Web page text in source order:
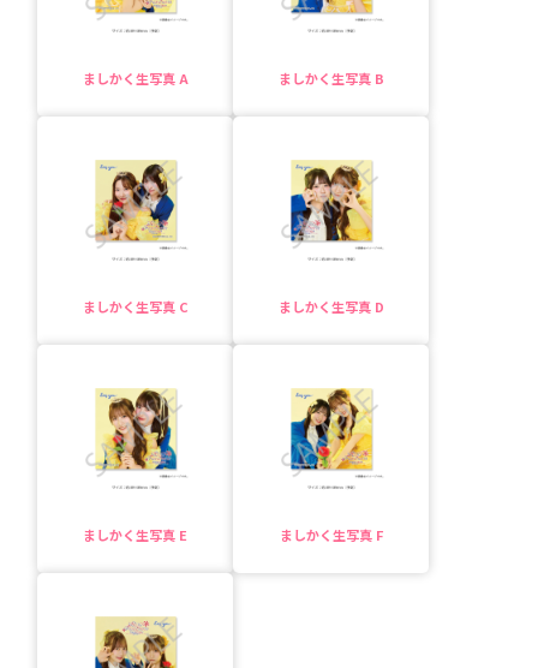
ましかく生写真 A ましかく生写真 B
ましかく生写真 C ましかく生写真 D
ましかく生写真 E ましかく生写真 F